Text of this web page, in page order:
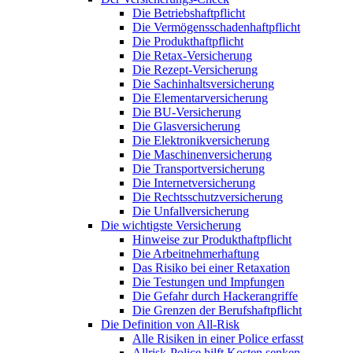
Die Betriebshaftpflicht
Die Vermögensschadenhaftpflicht
Die Produkthaftpflicht
Die Retax-Versicherung
Die Rezept-Versicherung
Die Sachinhaltsversicherung
Die Elementarversicherung
Die BU-Versicherung
Die Glasversicherung
Die Elektronikversicherung
Die Maschinenversicherung
Die Transportversicherung
Die Internetversicherung
Die Rechtsschutzversicherung
Die Unfallversicherung
Die wichtigste Versicherung
Hinweise zur Produkthaftpflicht
Die Arbeitnehmerhaftung
Das Risiko bei einer Retaxation
Die Testungen und Impfungen
Die Gefahr durch Hackerangriffe
Die Grenzen der Berufshaftpflicht
Die Definition von All-Risk
Alle Risiken in einer Police erfasst